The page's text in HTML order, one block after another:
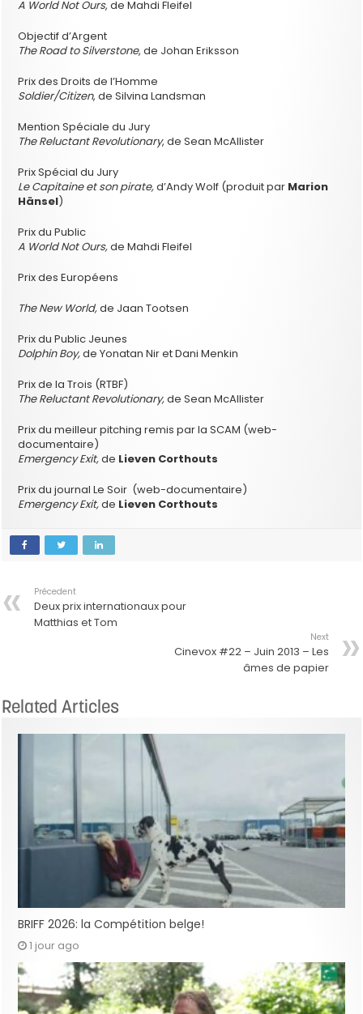
A World Not Ours, de Mahdi Fleifel
Objectif d’Argent
The Road to Silverstone, de Johan Eriksson
Prix des Droits de l’Homme
Soldier/Citizen, de Silvina Landsman
Mention Spéciale du Jury
The Reluctant Revolutionary, de Sean McAllister
Prix Spécial du Jury
Le Capitaine et son pirate,d’Andy Wolf (produit par Marion
Hänsel)
Prix du Public
A World Not Ours,de Mahdi Fleifel
Prix des Européens
The New World,de Jaan Tootsen
Prix du Public Jeunes
Dolphin Boy,de Yonatan Nir et Dani Menkin
Prix de la Trois (RTBF)
The Reluctant Revolutionary,de Sean McAllister
Prix du meilleur pitching remis par la SCAM (web-
documentaire)
Emergency Exit,de Lieven Corthouts
Prix du journal Le Soir (web-documentaire)
Emergency Exit,de Lieven Corthouts
Précedent
Deux prix internationaux pour
Matthias et Tom
Next
Cinevox #22 – Juin 2013 – Les
âmes de papier
Related Articles
BRIFF 2026: la Compétition belge!
1 jour ago